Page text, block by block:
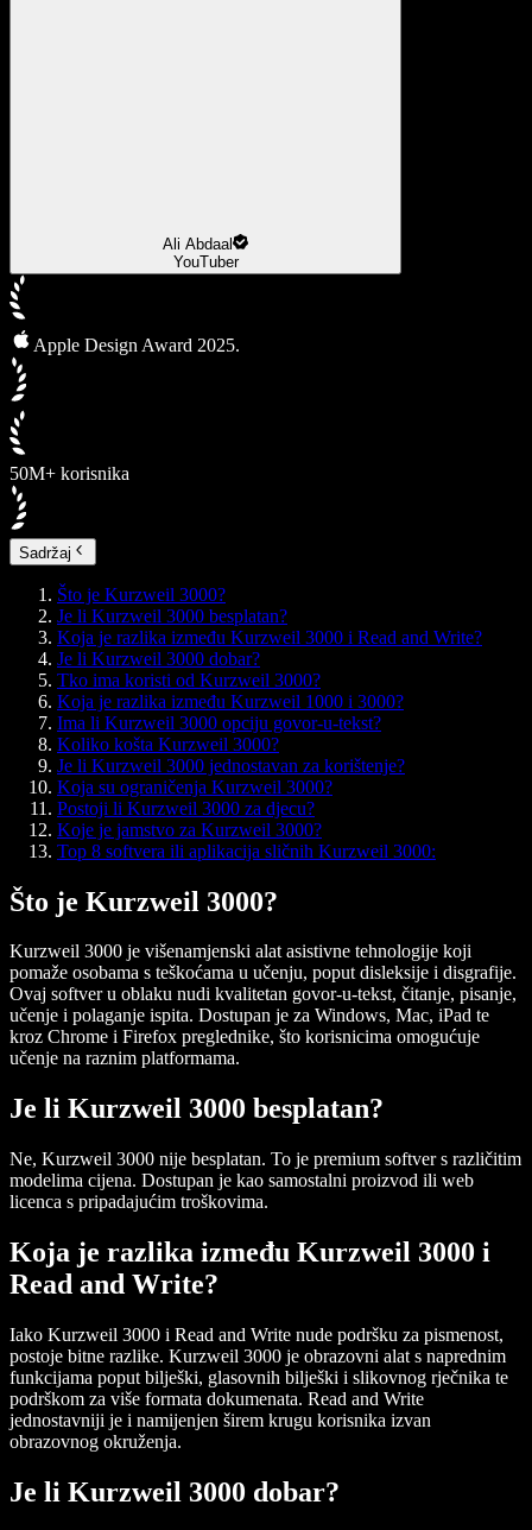
Ali Abdaal
YouTuber
Apple Design Award 2025.
50M+ korisnika
Sadržaj
Što je Kurzweil 3000?
Je li Kurzweil 3000 besplatan?
Koja je razlika između Kurzweil 3000 i Read and Write?
Je li Kurzweil 3000 dobar?
Tko ima koristi od Kurzweil 3000?
Koja je razlika između Kurzweil 1000 i 3000?
Ima li Kurzweil 3000 opciju govor-u-tekst?
Koliko košta Kurzweil 3000?
Je li Kurzweil 3000 jednostavan za korištenje?
Koja su ograničenja Kurzweil 3000?
Postoji li Kurzweil 3000 za djecu?
Koje je jamstvo za Kurzweil 3000?
Top 8 softvera ili aplikacija sličnih Kurzweil 3000:
Što je Kurzweil 3000?
Kurzweil 3000 je višenamjenski alat asistivne tehnologije koji
pomaže osobama s teškoćama u učenju, poput disleksije i disgrafije.
Ovaj softver u oblaku nudi kvalitetan govor-u-tekst, čitanje, pisanje,
učenje i polaganje ispita. Dostupan je za Windows, Mac, iPad te
kroz Chrome i Firefox preglednike, što korisnicima omogućuje
učenje na raznim platformama.
Je li Kurzweil 3000 besplatan?
Ne, Kurzweil 3000 nije besplatan. To je premium softver s različitim
modelima cijena. Dostupan je kao samostalni proizvod ili web
licenca s pripadajućim troškovima.
Koja je razlika između Kurzweil 3000 i
Read and Write?
Iako Kurzweil 3000 i Read and Write nude podršku za pismenost,
postoje bitne razlike. Kurzweil 3000 je obrazovni alat s naprednim
funkcijama poput bilješki, glasovnih bilješki i slikovnog rječnika te
podrškom za više formata dokumenata. Read and Write
jednostavniji je i namijenjen širem krugu korisnika izvan
obrazovnog okruženja.
Je li Kurzweil 3000 dobar?